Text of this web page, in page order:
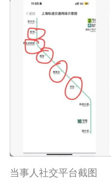
当事人社交平台截图